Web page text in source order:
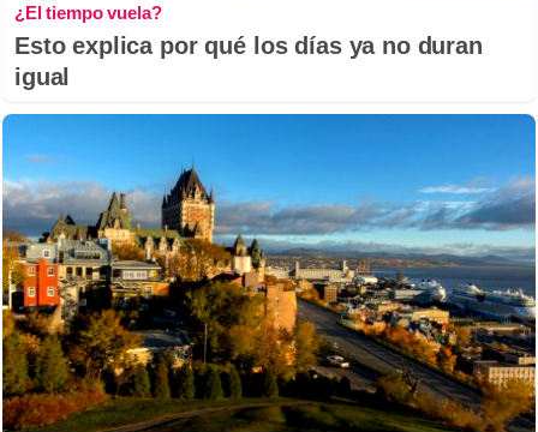
¿El tiempo vuela?
Esto explica por qué los días ya no duran
igual